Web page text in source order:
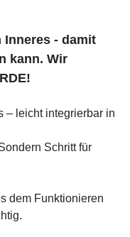
Inneres - damit
kann. Wir
– leicht integrierbar in
Schritt für
dem Funktionieren